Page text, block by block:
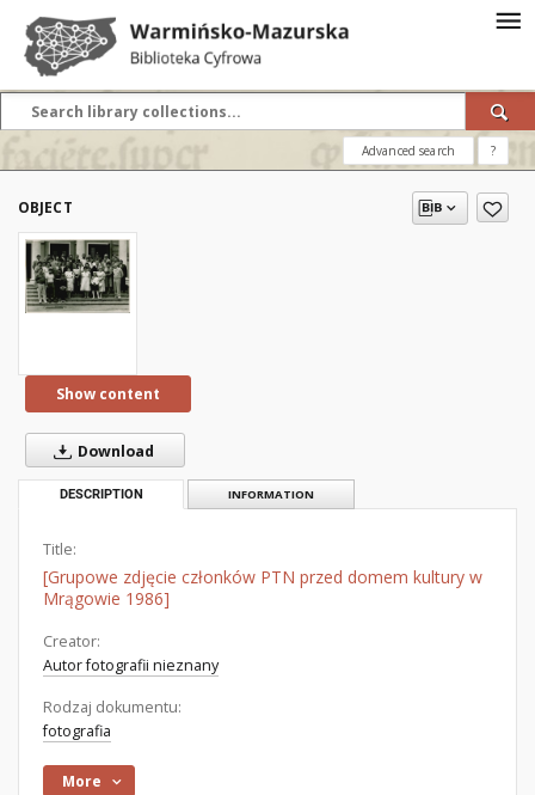
Advanced search ?
OBJECT
Show content
Download
DESCRIPTION INFORMATION
Title:
[Grupowe zdjęcie członków PTN przed domem kultury w
Mrągowie 1986]
Creator:
Autor fotografii nieznany
Rodzaj dokumentu:
fotografia
More